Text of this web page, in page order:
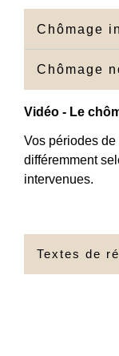
Chômage
Chômage
Vidéo - Le
Vos périodes
différemment
intervenues.
Textes de